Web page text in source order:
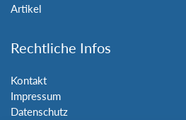
Artikel
Rechtliche Infos
Kontakt
Impressum
Datenschutz